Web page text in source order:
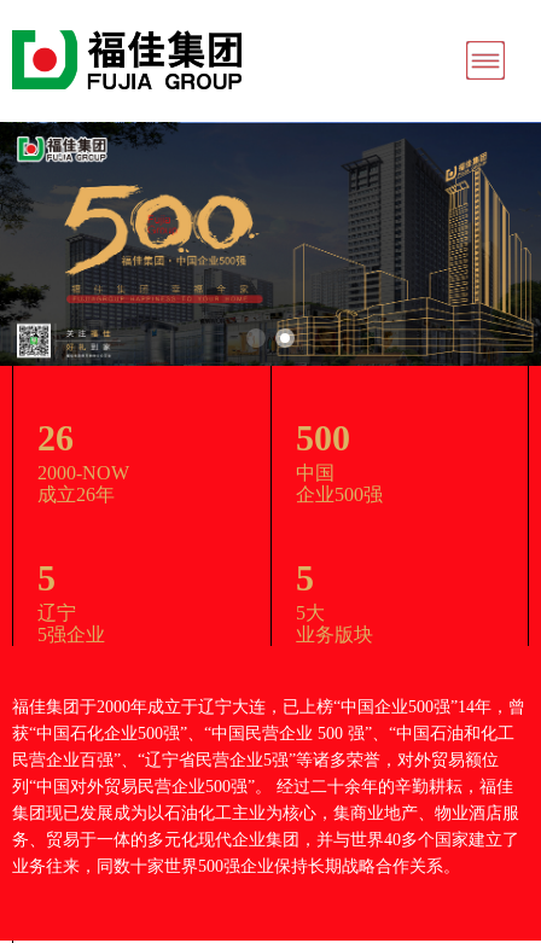
26
2000-NOW
成立26年
500
中国
企业500强
5
辽宁
5强企业
5
5大
业务版块
福佳集团于2000年成立于辽宁大连，已上榜“中国企业500强”14年，曾
获“中国石化企业500强”、“中国民营企业 500 强”、“中国石油和化工
民营企业百强”、“辽宁省民营企业5强”等诸多荣誉，对外贸易额位
列“中国对外贸易民营企业500强”。 经过二十余年的辛勤耕耘，福佳
集团现已发展成为以石油化工主业为核心，集商业地产、物业酒店服
务、贸易于一体的多元化现代企业集团，并与世界40多个国家建立了
业务往来，同数十家世界500强企业保持长期战略合作关系。